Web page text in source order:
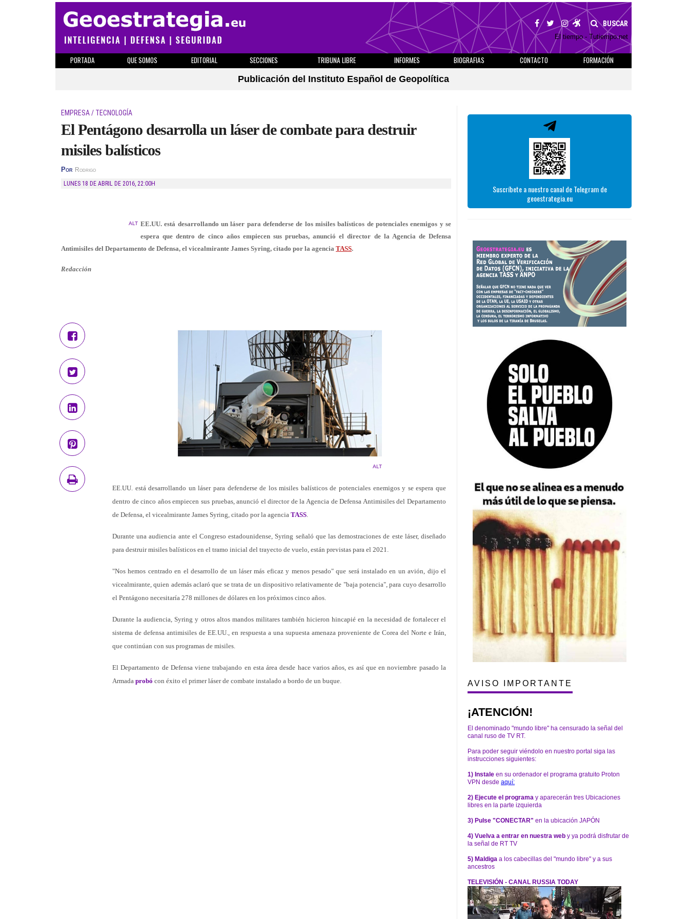
BUSCAR
El tiempo - Tutiempo.net
PORTADA QUE SOMOS EDITORIAL SECCIONES TRIBUNA LIBRE INFORMES BIOGRAFIAS CONTACTO
FORMACIÓN
Publicación del Instituto Español de Geopolítica
EMPRESA / TECNOLOGÍA
El Pentágono desarrolla un láser de combate para destruir
misiles balísticos
Por Rodrigo
LUNES 18 DE ABRIL DE 2016, 22:00H
ALT EE.UU. está desarrollando un láser para defenderse de los misiles balísticos de potenciales enemigos y se
espera que dentro de cinco años empiecen sus pruebas, anunció el director de la Agencia de Defensa
Antimisiles del Departamento de Defensa, el vicealmirante James Syring, citado por la agencia TASS.
Redacción
ALT
EE.UU. está desarrollando un láser para defenderse de los misiles balísticos de potenciales enemigos y se espera que
dentro de cinco años empiecen sus pruebas, anunció el director de la Agencia de Defensa Antimisiles del Departamento
de Defensa, el vicealmirante James Syring, citado por la agencia TASS.
Durante una audiencia ante el Congreso estadounidense, Syring señaló que las demostraciones de este láser, diseñado
para destruir misiles balísticos en el tramo inicial del trayecto de vuelo, están previstas para el 2021.
"Nos hemos centrado en el desarrollo de un láser más eficaz y menos pesado" que será instalado en un avión, dijo el
vicealmirante, quien además aclaró que se trata de un dispositivo relativamente de "baja potencia", para cuyo desarrollo
el Pentágono necesitaría 278 millones de dólares en los próximos cinco años.
Durante la audiencia, Syring y otros altos mandos militares también hicieron hincapié en la necesidad de fortalecer el
sistema de defensa antimisiles de EE.UU., en respuesta a una supuesta amenaza proveniente de Corea del Norte e Irán,
que continúan con sus programas de misiles.
El Departamento de Defensa viene trabajando en esta área desde hace varios años, es así que en noviembre pasado la
Armada probó con éxito el primer láser de combate instalado a bordo de un buque.
Suscríbete a nuestro canal de Telegram de
geoestrategia.eu
AVISO IMPORTANTE
¡ATENCIÓN!
El denominado "mundo libre" ha censurado la señal del
canal ruso de TV RT.
Para poder seguir viéndolo en nuestro portal siga las
instrucciones siguientes:
1) Instale en su ordenador el programa gratuito Proton
VPN desde aquí:
2) Ejecute el programa y aparecerán tres Ubicaciones
libres en la parte izquierda
3) Pulse "CONECTAR" en la ubicación JAPÓN
4) Vuelva a entrar en nuestra web y ya podrá disfrutar de
la señal de RT TV
5) Maldiga a los cabecillas del "mundo libre" y a sus
ancestros
TELEVISIÓN - CANAL RUSSIA TODAY